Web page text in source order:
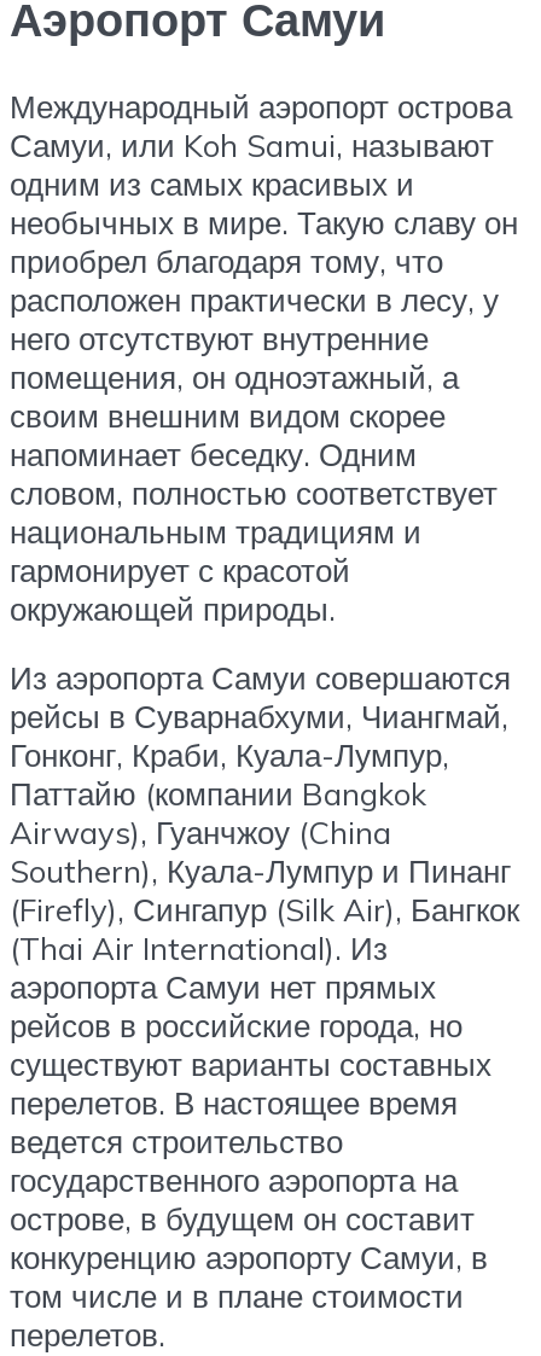
Аэропорт Самуи
Международный аэропорт острова
Самуи, или Koh Samui, называют
одним из самых красивых и
необычных в мире. Такую славу он
приобрел благодаря тому, что
расположен практически в лесу, у
него отсутствуют внутренние
помещения, он одноэтажный, а
своим внешним видом скорее
напоминает беседку. Одним
словом, полностью соответствует
национальным традициям и
гармонирует с красотой
окружающей природы.
Из аэропорта Самуи совершаются
рейсы в Суварнабхуми, Чиангмай,
Гонконг, Краби, Куала-Лумпур,
Паттайю (компании Bangkok
Airways), Гуанчжоу (China
Southern), Куала-Лумпур и Пинанг
(Firefly), Сингапур (Silk Air), Бангкок
(Thai Air International). Из
аэропорта Самуи нет прямых
рейсов в российские города, но
существуют варианты составных
перелетов. В настоящее время
ведется строительство
государственного аэропорта на
острове, в будущем он составит
конкуренцию аэропорту Самуи, в
том числе и в плане стоимости
перелетов.